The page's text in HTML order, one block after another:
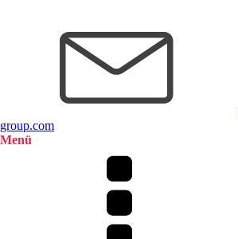
group.com
Menü